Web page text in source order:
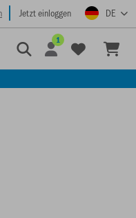
Jetzt einloggen DE
1